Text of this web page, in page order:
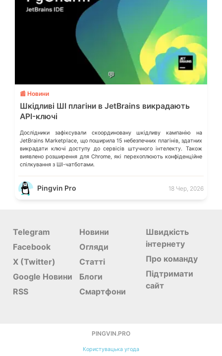
💬
📰 Новини
Шкідливі ШІ плагіни в JetBrains викрадають
API-ключі
Дослідники зафіксували скоординовану шкідливу кампанію на
JetBrains Marketplace, що поширила 15 небезпечних плагінів, здатних
викрадати ключі доступу до сервісів штучного інтелекту. Також
виявлено розширення для Chrome, які перехоплюють конфіденційне
спілкування з ШІ-чатботами.
Pingvin Pro 18 Чер, 2026
Telegram
Facebook
X (Twitter)
Google Новини
RSS
Новини
Огляди
Статті
Блоги
Смартфони
Швидкість
інтернету
Про команду
Підтримати
сайт
PINGVIN.PRO
Користувацька угода